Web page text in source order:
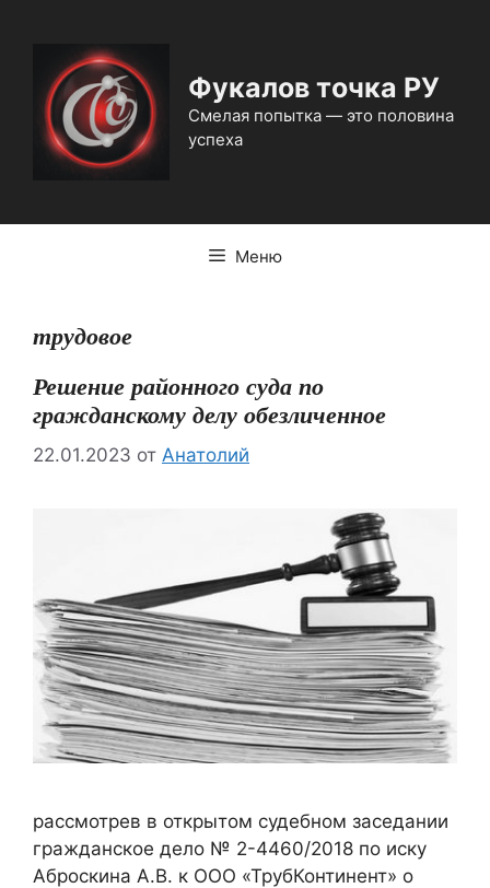
содержимому
Фукалов точка РУ
Смелая попытка — это половина
успеха
Меню
трудовое
Решение районного суда по
гражданскому делу обезличенное
22.01.2023 от Анатолий
рассмотрев в открытом судебном заседании
гражданское дело № 2-4460/2018 по иску
Аброскина А.В. к ООО «ТрубКонтинент» о